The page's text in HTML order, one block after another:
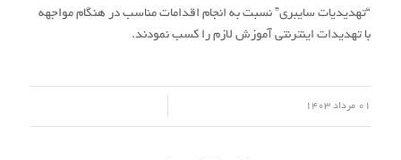
“تهدیدیات سایبری” نسبت به انجام اقدامات مناسب در هنگام مواجهه
با تهدیدات اینترنتی آموزش لازم را کسب نمودند.
01 مرداد 1403